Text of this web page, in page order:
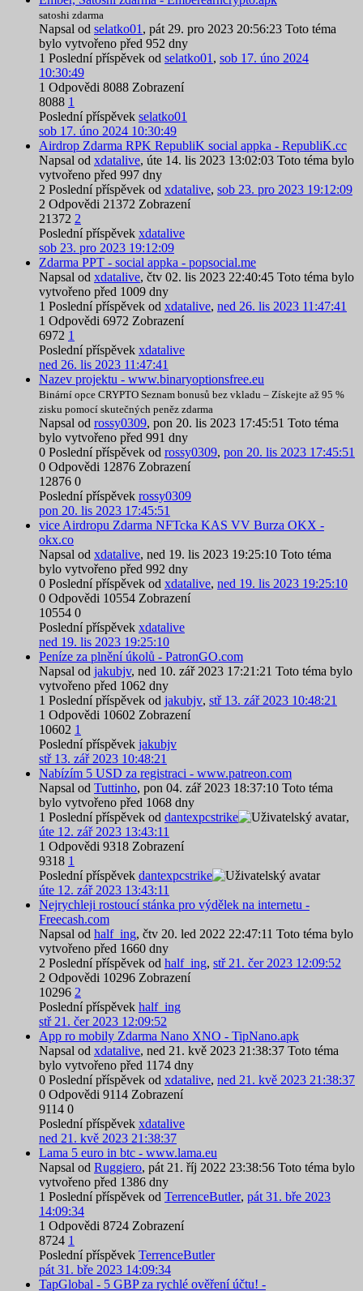
satoshi zdarma
Napsal od selatko01 , pát 29. pro 2023 20:56:23 Toto téma
bylo vytvořeno před 952 dny
1 Poslední příspěvek od selatko01 , sob 17. úno 2024
10:30:49
1 Odpovědi 8088 Zobrazení
8088 1
Poslední příspěvek selatko01
sob 17. úno 2024 10:30:49
Airdrop Zdarma RPK RepubliK social appka - RepubliK.cc
Napsal od xdatalive, úte 14. lis 2023 13:02:03 Toto téma bylo
vytvořeno před 997 dny
2 Poslední příspěvek od xdatalive, sob 23. pro 2023 19:12:09
2 Odpovědi 21372 Zobrazení
21372 2
Poslední příspěvek xdatalive
sob 23. pro 2023 19:12:09
Zdarma PPT - social appka - popsocial.me
Napsal od xdatalive, čtv 02. lis 2023 22:40:45 Toto téma bylo
vytvořeno před 1009 dny
1 Poslední příspěvek od xdatalive, ned 26. lis 2023 11:47:41
1 Odpovědi 6972 Zobrazení
6972 1
Poslední příspěvek xdatalive
ned 26. lis 2023 11:47:41
Nazev projektu - www.binaryoptionsfree.eu
Binární opce CRYPTO Seznam bonusů bez vkladu – Získejte až 95 %
zisku pomocí skutečných peněz zdarma
Napsal od rossy0309, pon 20. lis 2023 17:45:51 Toto téma
bylo vytvořeno před 991 dny
0 Poslední příspěvek od rossy0309, pon 20. lis 2023 17:45:51
0 Odpovědi 12876 Zobrazení
12876 0
Poslední příspěvek rossy0309
pon 20. lis 2023 17:45:51
vice Airdropu Zdarma NFTcka KAS VV Burza OKX -
okx.co
Napsal od xdatalive, ned 19. lis 2023 19:25:10 Toto téma
bylo vytvořeno před 992 dny
0 Poslední příspěvek od xdatalive, ned 19. lis 2023 19:25:10
0 Odpovědi 10554 Zobrazení
10554 0
Poslední příspěvek xdatalive
ned 19. lis 2023 19:25:10
Peníze za plnění úkolů - PatronGO.com
Napsal od jakubjv, ned 10. zář 2023 17:21:21 Toto téma bylo
vytvořeno před 1062 dny
1 Poslední příspěvek od jakubjv, stř 13. zář 2023 10:48:21
1 Odpovědi 10602 Zobrazení
10602 1
Poslední příspěvek jakubjv
stř 13. zář 2023 10:48:21
Nabízím 5 USD za registraci - www.patreon.com
Napsal od Tuttinho, pon 04. zář 2023 18:37:10 Toto téma
bylo vytvořeno před 1068 dny
1 Poslední příspěvek od dantexpcstrike
,
úte 12. zář 2023 13:43:11
1 Odpovědi 9318 Zobrazení
9318 1
Poslední příspěvek dantexpcstrike
úte 12. zář 2023 13:43:11
Nejrychleji rostoucí stánka pro výdělek na internetu -
Freecash.com
Napsal od half_ing, čtv 20. led 2022 22:47:11 Toto téma bylo
vytvořeno před 1660 dny
2 Poslední příspěvek od half_ing, stř 21. čer 2023 12:09:52
2 Odpovědi 10296 Zobrazení
10296 2
Poslední příspěvek half_ing
stř 21. čer 2023 12:09:52
App ro mobily Zdarma Nano XNO - TipNano.apk
Napsal od xdatalive, ned 21. kvě 2023 21:38:37 Toto téma
bylo vytvořeno před 1174 dny
0 Poslední příspěvek od xdatalive, ned 21. kvě 2023 21:38:37
0 Odpovědi 9114 Zobrazení
9114 0
Poslední příspěvek xdatalive
ned 21. kvě 2023 21:38:37
Lama 5 euro in btc - www.lama.eu
Napsal od Ruggiero, pát 21. říj 2022 23:38:56 Toto téma bylo
vytvořeno před 1386 dny
1 Poslední příspěvek od TerrenceButler, pát 31. bře 2023
14:09:34
1 Odpovědi 8724 Zobrazení
8724 1
Poslední příspěvek TerrenceButler
pát 31. bře 2023 14:09:34
TapGlobal - 5 GBP za rychlé ověření účtu! -